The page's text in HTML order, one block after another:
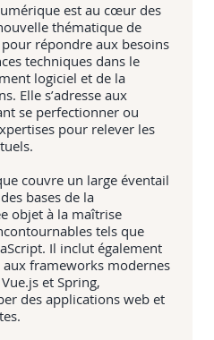
est au cœur des
thématique de
répondre aux besoins
techniques dans le
logiciel et de la
Elle s’adresse aux
se perfectionner ou
pour relever les
couvre un large éventail
bases de la
objet à la maîtrise
tels que
Il inclut également
frameworks modernes
et Spring,
des applications web et